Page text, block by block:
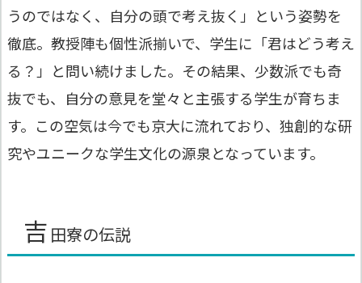
うのではなく、自分の頭で考え抜く」という姿勢を
徹底。教授陣も個性派揃いで、学生に「君はどう考え
る？」と問い続けました。その結果、少数派でも奇
抜でも、自分の意見を堂々と主張する学生が育ちま
す。この空気は今でも京大に流れており、独創的な研
究やユニークな学生文化の源泉となっています。
吉 田寮の伝説